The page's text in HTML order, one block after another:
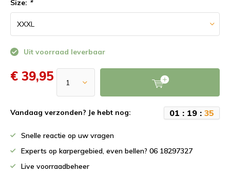
Size: *
Uit voorraad leverbaar
€ 39,95
Vandaag verzonden? Je hebt nog: 01 : 19 : 35
Snelle reactie op uw vragen
Experts op karpergebied, even bellen? 06 18297327
Live voorraadbeheer